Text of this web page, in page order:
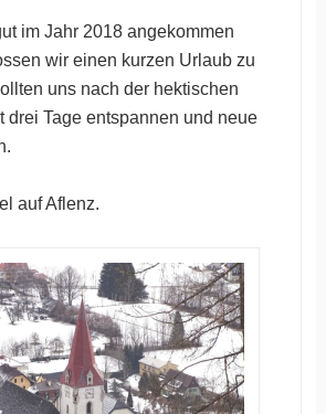
im Jahr 2018 angekommen
wir einen kurzen Urlaub zu
uns nach der hektischen
drei Tage entspannen und neue
auf Aflenz.